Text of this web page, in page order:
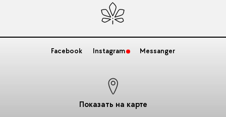
Facebook Instagram Messanger
Показать на карте